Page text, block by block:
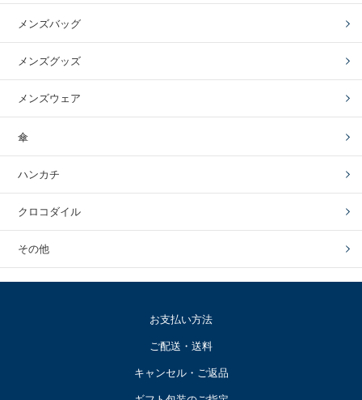
メンズバッグ
メンズグッズ
メンズウェア
傘
ハンカチ
クロコダイル
その他
お支払い方法
ご配送・送料
キャンセル・ご返品